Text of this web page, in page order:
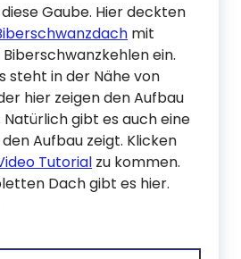
Gaube. Hier deckten
mit
ein.
steht in der Nähe von
hier zeigen den Aufbau
gibt es auch eine
Aufbau zeigt. Klicken
Tutorial zu kommen.
Dach gibt es hier.